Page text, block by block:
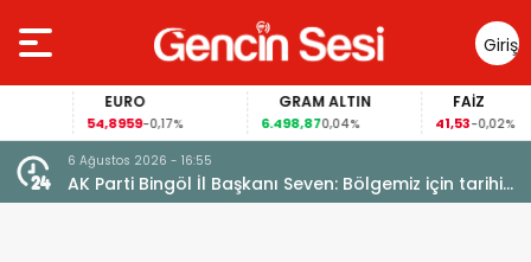
Giriş
Yap
EURO
54,8959-0,17%
GRAM ALTIN
6.498,870,04%
FAİZ
41,53-0,02%
6 Ağustos 2026 - 16:55
AK Parti Bingöl İl Başkanı Seven: Bölgemiz için tarihi
fırsat pencereleri açılıyor